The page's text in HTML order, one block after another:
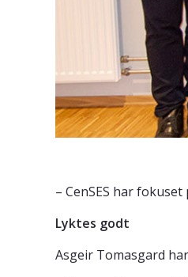
– CenSES har
Lyktes godt
Asgeir Tomasgard